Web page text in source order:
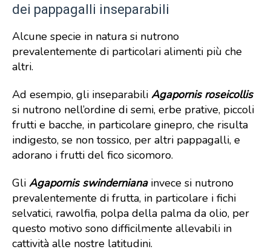
dei pappagalli inseparabili
Alcune specie in natura si nutrono
prevalentemente di particolari alimenti più che
altri.
Ad esempio, gli inseparabili Agapornisroseicollis
si nutrono nell’ordine di semi, erbe prative, piccoli
frutti e bacche, in particolare ginepro, che risulta
indigesto, se non tossico, per altri pappagalli, e
adorano i frutti del fico sicomoro.
Gli Agapornis swinderniana invece si nutrono
prevalentemente di frutta, in particolare i fichi
selvatici, rawolfia, polpa della palma da olio, per
questo motivo sono difficilmente allevabili in
cattività alle nostre latitudini.